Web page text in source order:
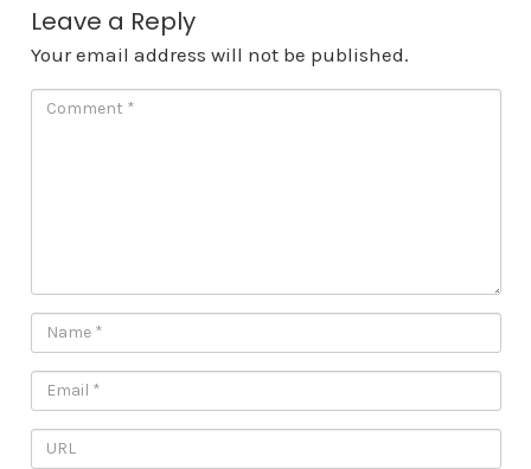
Leave a Reply
Your email address will not be published.